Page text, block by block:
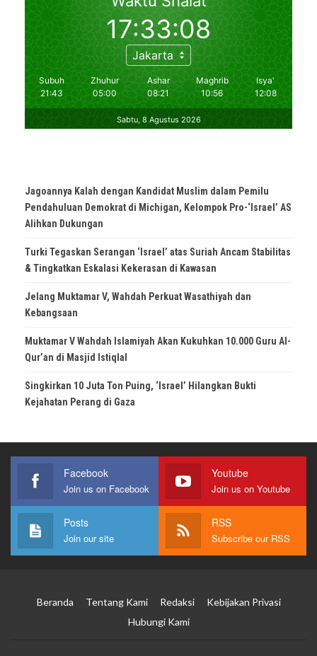
Jagoannya Kalah dengan Kandidat Muslim dalam Pemilu
Pendahuluan Demokrat di Michigan, Kelompok Pro-‘Israel’ AS
Alihkan Dukungan
Turki Tegaskan Serangan ‘Israel’ atas Suriah Ancam Stabilitas
& Tingkatkan Eskalasi Kekerasan di Kawasan
Jelang Muktamar V, Wahdah Perkuat Wasathiyah dan
Kebangsaan
Muktamar V Wahdah Islamiyah Akan Kukuhkan 10.000 Guru Al-
Qur’an di Masjid Istiqlal
Singkirkan 10 Juta Ton Puing, ‘Israel’ Hilangkan Bukti
Kejahatan Perang di Gaza
Facebook
Join us on Facebook
Youtube
Join us on Youtube
Posts
Join our site
RSS
Subscribe our RSS
Beranda Tentang Kami Redaksi
Kebijakan Privasi
Hubungi Kami